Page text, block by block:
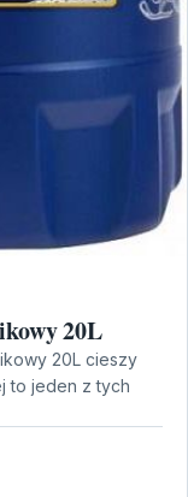
20L
20L cieszy
to jeden z tych